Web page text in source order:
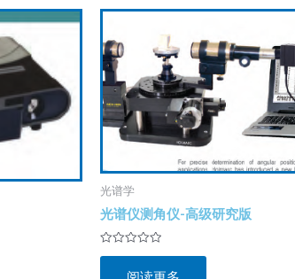
光谱学
光谱仪测角仪-高级研究版
评